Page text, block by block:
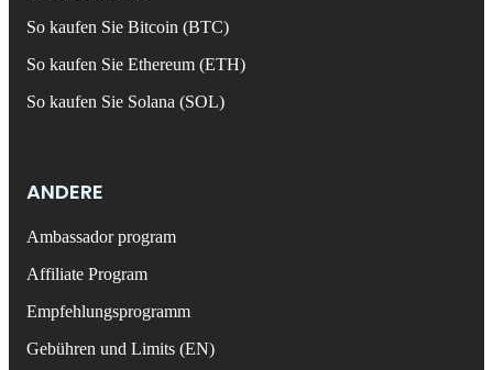
So kaufen Sie Bitcoin (BTC)
So kaufen Sie Ethereum (ETH)
So kaufen Sie Solana (SOL)
ANDERE
Ambassador program
Affiliate Program
Empfehlungsprogramm
Gebühren und Limits (EN)